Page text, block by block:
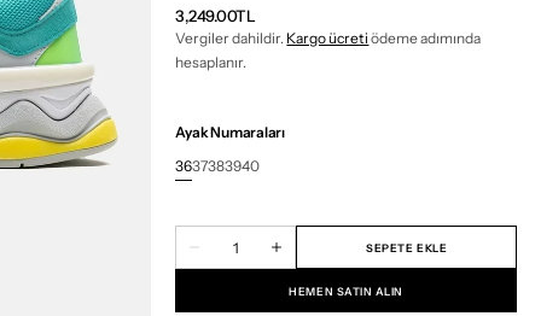
Normal
fiyat
3,249.00TL
Vergiler dahildir. Kargo ücreti ödeme adımında
hesaplanır.
Ayak Numaraları
36Varyant
37Varyant
mevcut
38Varyant
mevcut
39Varyant
mevcut
40Varyant
mevcut
Balance
New
Balance
9060
SEPETE EKLE
HEMEN SATIN ALIN